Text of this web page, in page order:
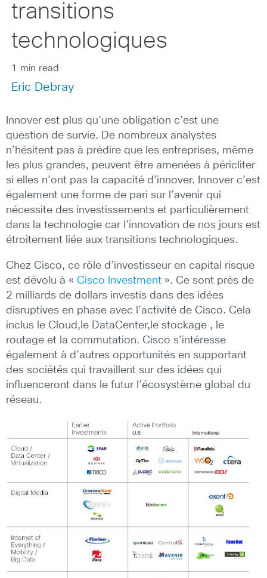
transitions
technologiques
1 min read
Eric Debray
Innover est plus qu’une obligation c’est une
question de survie. De nombreux analystes
n’hésitent pas à prédire que les entreprises, même
les plus grandes, peuvent être amenées à péricliter
si elles n’ont pas la capacité d’innover. Innover c’est
également une forme de pari sur l’avenir qui
nécessite des investissements et particulièrement
dans la technologie car l’innovation de nos jours est
étroitement liée aux transitions technologiques.
Chez Cisco, ce rôle d’investisseur en capital risque
est dévolu à « Cisco Investment ». Ce sont près de
2 milliards de dollars investis dans des idées
disruptives en phase avec l’activité de Cisco. Cela
inclus le Cloud,le DataCenter,le stockage , le
routage et la commutation. Cisco s’intéresse
également à d’autres opportunités en supportant
des sociétés qui travaillent sur des idées qui
influenceront dans le futur l’écosystème global du
réseau.